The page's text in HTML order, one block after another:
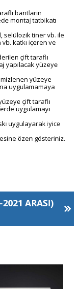
bantların
montaj tatbikatı
selülozik tiner vb. ile
katkı içeren ve
çift taraflı
yapılacak yüzeye
yüzeye
uygulamamaya
çift taraflı
uygulamayı
uygulayarak iyice
özen gösteriniz.
ARASI)